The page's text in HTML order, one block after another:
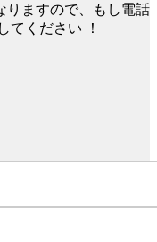
りますので、もし電話
てください ！